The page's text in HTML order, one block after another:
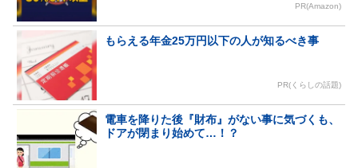
PR(Amazon)
もらえる年金25万円以下の人が知るべき事
PR(くらしの話題)
電車を降りた後『財布』がない事に気づくも、
ドアが閉まり始めて…！？